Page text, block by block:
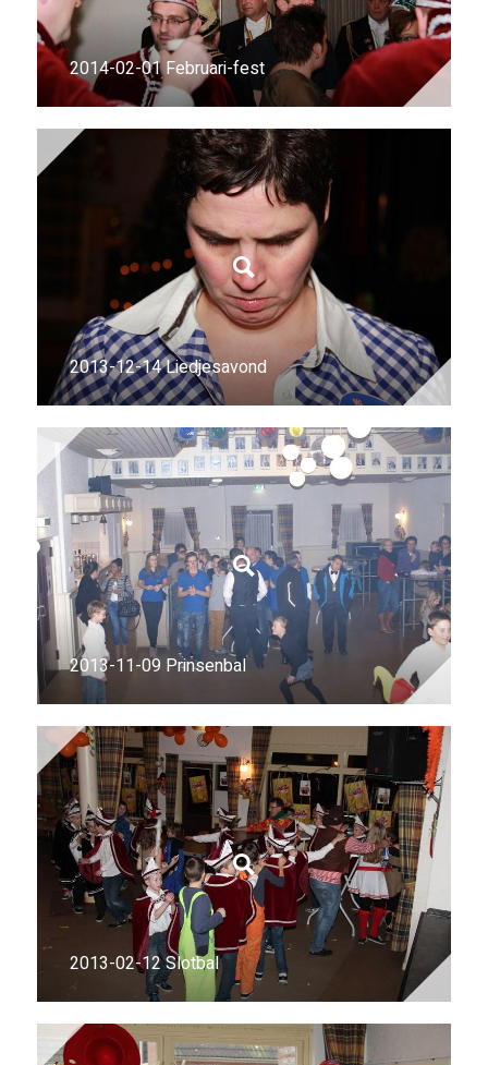
2014-02-01 Februari-fest
2013-12-14 Liedjesavond
2013-11-09 Prinsenbal
2013-02-12 Slotbal